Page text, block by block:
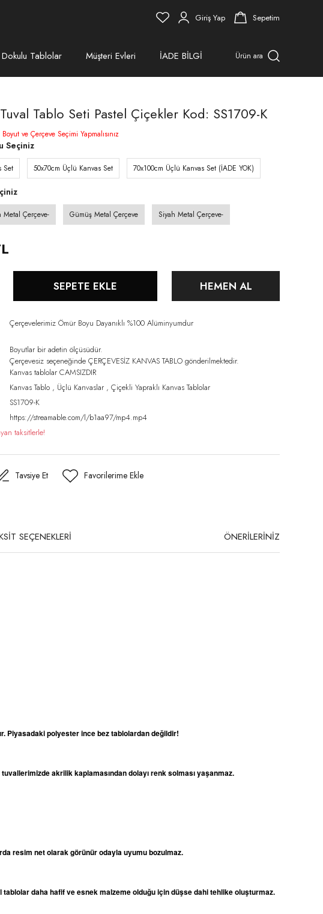
Giriş Yap Sepetim
Tablolar Müşteri Evleri İADE BİLGİ Ürün ara
Tablo Seti Pastel Çiçekler Kod: SS1709-K
ve Çerçeve Seçimi Yapmalısınız
Seçiniz
Set 50x70cm Üçlü Kanvas Set 70x100cm Üçlü Kanvas Set (İADE YOK)
Metal Çerçeve- Gümüş Metal Çerçeve Siyah Metal Çerçeve-
SEPETE EKLE HEMEN AL
Çerçevelerimiz Ömür Boyu Dayanıklı %100 Alüminyumdur
Boyutlar bir adetin ölçüsüdür.
Çerçevesiz seçeneğinde ÇERÇEVESİZ KANVAS TABLO gönderilmektedir.
Kanvas tablolar CAMSIZDIR
Kanvas Tablo , Üçlü Kanvaslar , Çiçekli Yapraklı Kanvas Tablolar
SS1709-K
https://streamable.com/l/b1aa97/mp4.mp4
taksitlerle!
Tavsiye Et
SEÇENEKLERİ ÖNERİLERİNİZ
Piyasadaki polyester ince bez tablolardan değildir!
akrilik kaplamasından dolayı renk solması yaşanmaz.
resim net olarak görünür odayla uyumu bozulmaz.
tablolar daha hafif ve esnek malzeme olduğu için düşse dahi tehlike oluşturmaz.